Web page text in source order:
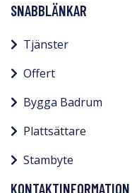
SNABBLÄNKAR
Tjänster
Offert
Bygga Badrum
Plattsättare
Stambyte
KONTAKTINFORMATION